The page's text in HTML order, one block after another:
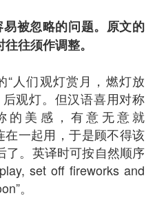
易被忽略的问题。原文的
往须作调整。
“人们观灯赏月，燃灯放
观灯。但汉语喜用对称
的美感，有意无意就
在一起用，于是顾不得该
了。英译时可按自然顺序
set off fireworks and
。